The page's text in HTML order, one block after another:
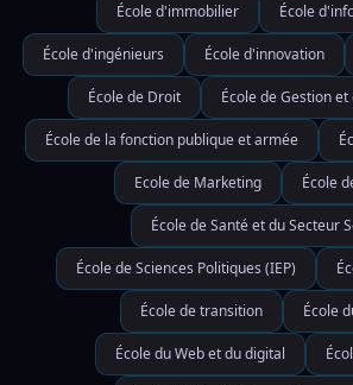
École d'immobilier École
École d'ingénieurs École d'innovation
École de Droit École de Gestion
École de la fonction publique et armée
Ecole de Marketing École
École de Santé et du Secteur
École de Sciences Politiques (IEP)
École de transition École
École du Web et du digital